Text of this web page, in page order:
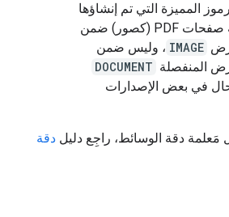
المميزة التي تم إنشاؤها
من معالجة صفحات PDF (كصور) ضمن
IMAGE ، وليس ضمن
المنفصلة DOCUMENT
في بعض الإصدارات
مَعلمة دقة الوسائط، راجِع دليل دقة